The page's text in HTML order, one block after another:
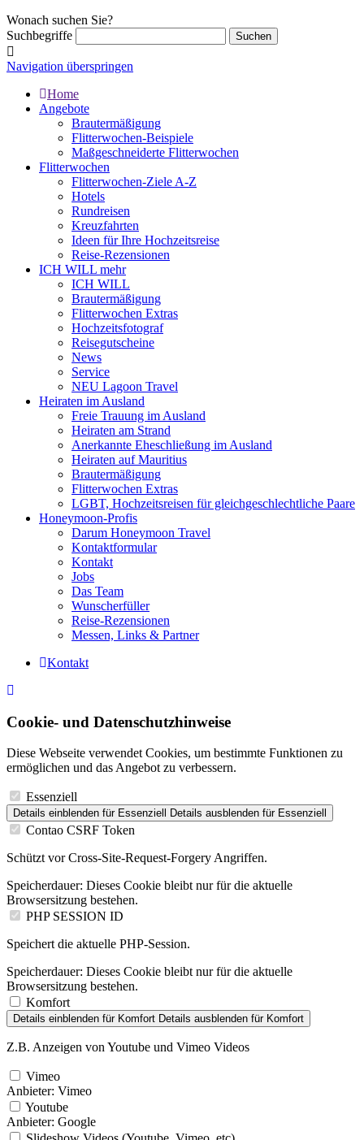
Wonach suchen Sie?
Suchbegriffe
Navigation überspringen
Home
Angebote
Brautermäßigung
Flitterwochen-Beispiele
Maßgeschneiderte Flitterwochen
Flitterwochen
Flitterwochen-Ziele A-Z
Hotels
Rundreisen
Kreuzfahrten
Ideen für Ihre Hochzeitsreise
Reise-Rezensionen
ICH WILL mehr
ICH WILL
Brautermäßigung
Flitterwochen Extras
Hochzeitsfotograf
Reisegutscheine
News
Service
NEU Lagoon Travel
Heiraten im Ausland
Freie Trauung im Ausland
Heiraten am Strand
Anerkannte Eheschließung im Ausland
Heiraten auf Mauritius
Brautermäßigung
Flitterwochen Extras
LGBT, Hochzeitsreisen für gleichgeschlechtliche Paare
Honeymoon-Profis
Darum Honeymoon Travel
Kontaktformular
Kontakt
Jobs
Das Team
Wunscherfüller
Reise-Rezensionen
Messen, Links & Partner
Kontakt
Cookie- und Datenschutzhinweise
Diese Webseite verwendet Cookies, um bestimmte Funktionen zu
ermöglichen und das Angebot zu verbessern.
Essenziell
Details einblenden für Essenziell Details ausblenden für Essenziell
Contao CSRF Token
Schützt vor Cross-Site-Request-Forgery Angriffen.
Speicherdauer: Dieses Cookie bleibt nur für die aktuelle
Browsersitzung bestehen.
PHP SESSION ID
Speichert die aktuelle PHP-Session.
Speicherdauer: Dieses Cookie bleibt nur für die aktuelle
Browsersitzung bestehen.
Komfort
Details einblenden für Komfort Details ausblenden für Komfort
Z.B. Anzeigen von Youtube und Vimeo Videos
Vimeo
Anbieter: Vimeo
Youtube
Anbieter: Google